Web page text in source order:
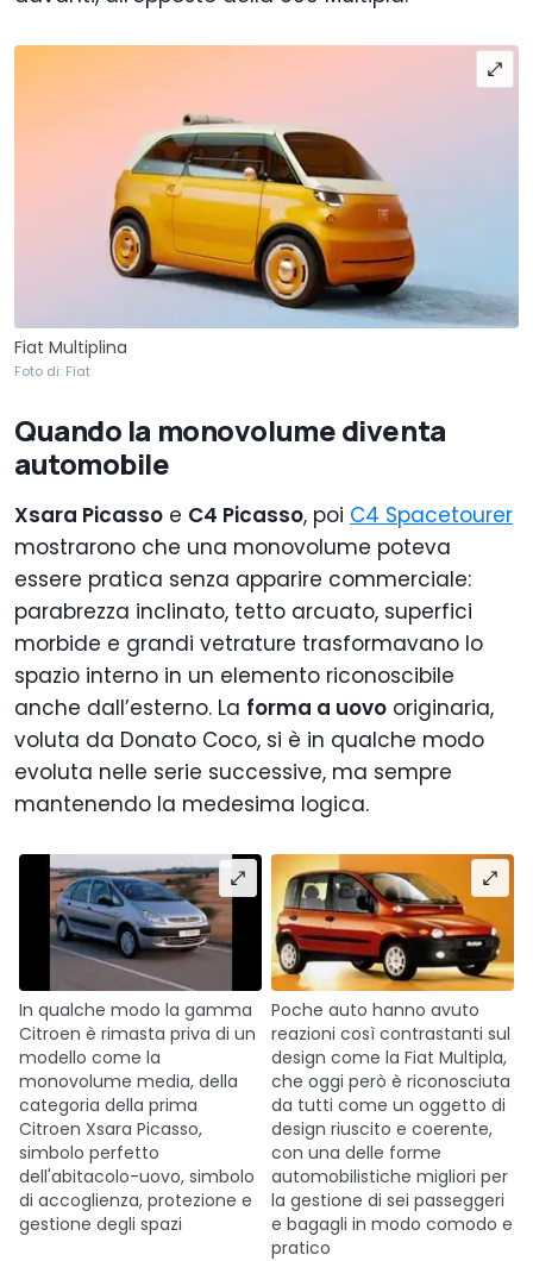
Fiat Multiplina
Foto di: Fiat
Quando la monovolume diventa
automobile
Xsara Picasso e C4 Picasso, poi C4 Spacetourer
mostrarono che una monovolume poteva
essere pratica senza apparire commerciale:
parabrezza inclinato, tetto arcuato, superfici
morbide e grandi vetrature trasformavano lo
spazio interno in un elemento riconoscibile
anche dall’esterno. La forma a uovo originaria,
voluta da Donato Coco, si è in qualche modo
evoluta nelle serie successive, ma sempre
mantenendo la medesima logica.
In qualche modo la gamma
Citroen è rimasta priva di un
modello come la
monovolume media, della
categoria della prima
Citroen Xsara Picasso,
simbolo perfetto
dell'abitacolo-uovo, simbolo
di accoglienza, protezione e
gestione degli spazi
Poche auto hanno avuto
reazioni così contrastanti sul
design come la Fiat Multipla,
che oggi però è riconosciuta
da tutti come un oggetto di
design riuscito e coerente,
con una delle forme
automobilistiche migliori per
la gestione di sei passeggeri
e bagagli in modo comodo e
pratico